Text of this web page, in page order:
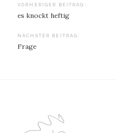
Beitragsnavigation
VORHERIGER BEITRAG:
es knockt heftig
NÄCHSTER BEITRAG:
Frage